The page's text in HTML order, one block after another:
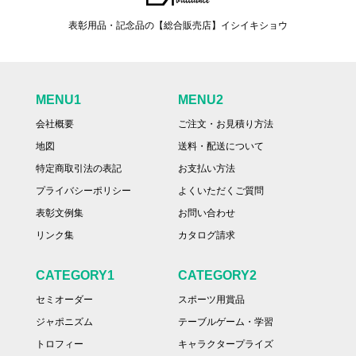
表彰用品・記念品の【総合販売店】イシイキショウ
MENU1
会社概要
地図
特定商取引法の表記
プライバシーポリシー
表彰文例集
リンク集
MENU2
ご注文・お見積り方法
送料・配送について
お支払い方法
よくいただくご質問
お問い合わせ
カタログ請求
CATEGORY1
セミオーダー
ジャポニズム
トロフィー
CATEGORY2
スポーツ用賞品
テーブルゲーム・学習
キャラクタープライズ